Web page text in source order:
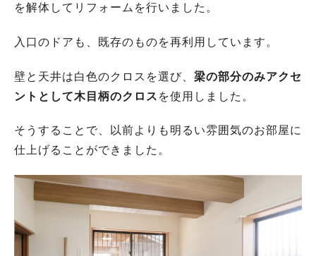
を解体してリフォームを行いました。
入口のドアも、既存のものを再利用しています。
壁と天井は白色のクロスを選び、 梁の部分のみアクセ
ントとして木目柄のクロス を使用しました。
そうすることで、以前よりも明るい雰囲気のお部屋に
仕上げることができました。